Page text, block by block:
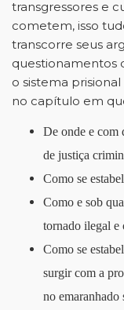
transgressores e
cometem, isso
transcorre seus
questionamentos
o sistema
no capítulo em
De onde e com
de justiça
Como se
Como e sob
tornado ilegal e
Como se
surgir com a
no emaranhado